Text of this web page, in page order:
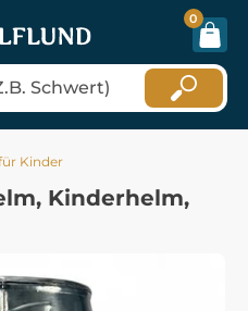
0
Kinder
Kinderhelm,